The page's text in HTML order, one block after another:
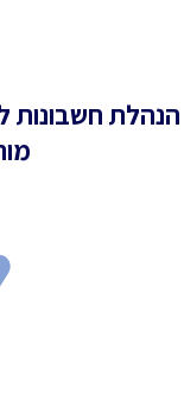
הנהלת חשבונות